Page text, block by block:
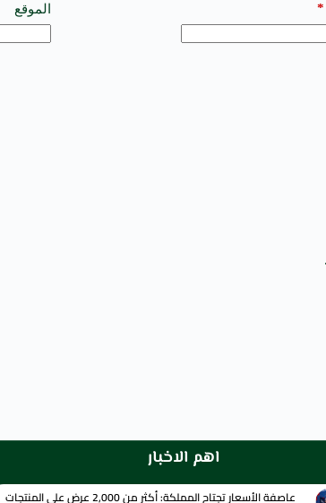
* الموقع
اهم الاخبار
عاصفة الأسعار تجتاح المملكة: أكثر من 2,000 عرض على المنتجات